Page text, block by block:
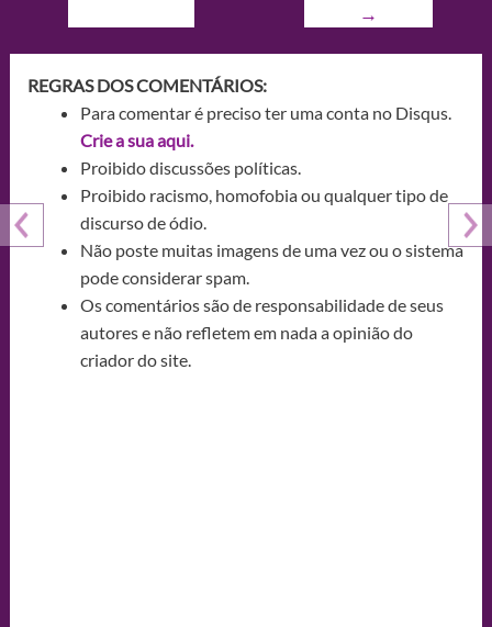
→
REGRAS DOS COMENTÁRIOS:
Para comentar é preciso ter uma conta no Disqus.
Crie a sua aqui.
Proibido discussões políticas.
Proibido racismo, homofobia ou qualquer tipo de
discurso de ódio.
Não poste muitas imagens de uma vez ou o sistema
pode considerar spam.
Os comentários são de responsabilidade de seus
autores e não refletem em nada a opinião do
criador do site.